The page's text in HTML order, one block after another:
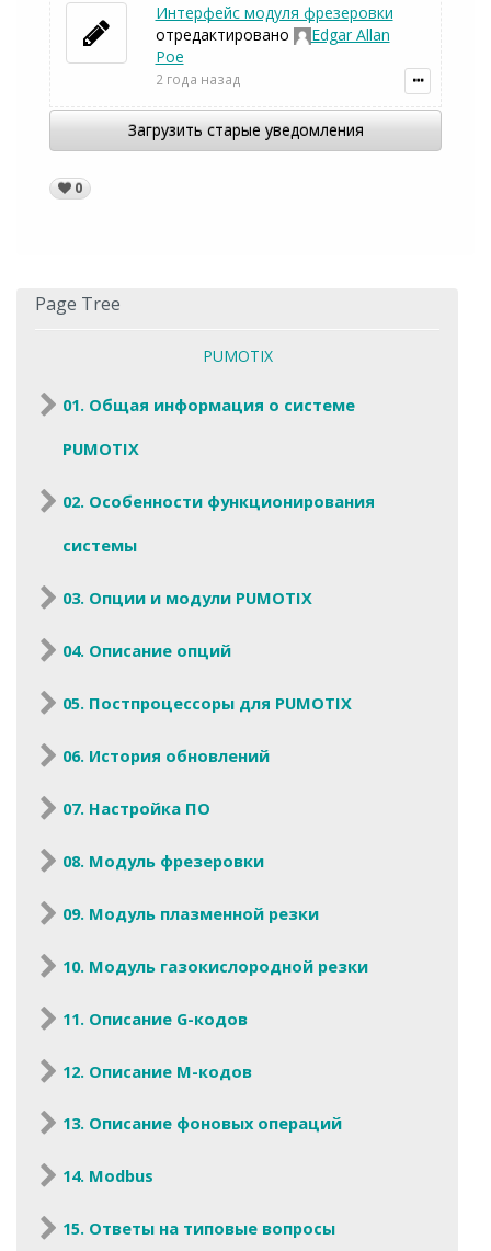
Интерфейс модуля фрезеровки
отредактировано
Edgar Allan
Poe
2 года назад
Загрузить старые уведомления
0
Page Tree
PUMOTIX
01. Общая информация о системе
PUMOTIX
02. Особенности функционирования
системы
03. Опции и модули PUMOTIX
04. Описание опций
05. Постпроцессоры для PUMOTIX
06. История обновлений
07. Настройка ПО
08. Модуль фрезеровки
09. Модуль плазменной резки
10. Модуль газокислородной резки
11. Описание G-кодов
12. Описание M-кодов
13. Описание фоновых операций
14. Modbus
15. Ответы на типовые вопросы